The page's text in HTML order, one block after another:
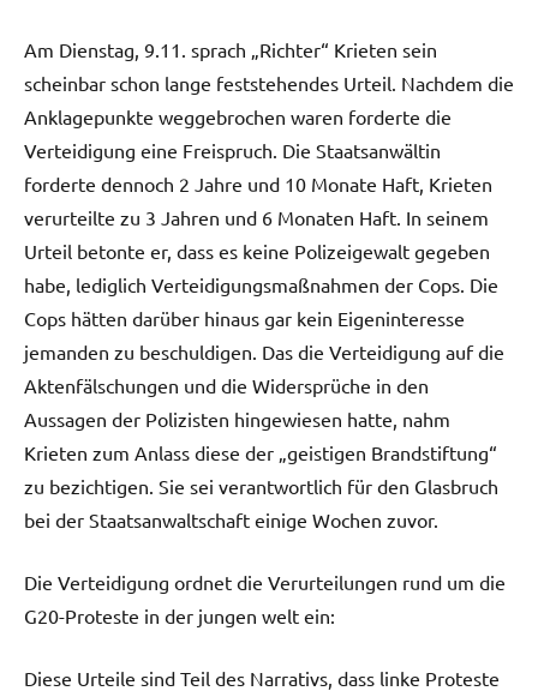
Am Dienstag, 9.11. sprach „Richter“ Krieten sein
scheinbar schon lange feststehendes Urteil. Nachdem die
Anklagepunkte weggebrochen waren forderte die
Verteidigung eine Freispruch. Die Staatsanwältin
forderte dennoch 2 Jahre und 10 Monate Haft, Krieten
verurteilte zu 3 Jahren und 6 Monaten Haft. In seinem
Urteil betonte er, dass es keine Polizeigewalt gegeben
habe, lediglich Verteidigungsmaßnahmen der Cops. Die
Cops hätten darüber hinaus gar kein Eigeninteresse
jemanden zu beschuldigen. Das die Verteidigung auf die
Aktenfälschungen und die Widersprüche in den
Aussagen der Polizisten hingewiesen hatte, nahm
Krieten zum Anlass diese der „geistigen Brandstiftung“
zu bezichtigen. Sie sei verantwortlich für den Glasbruch
bei der Staatsanwaltschaft einige Wochen zuvor.
Die Verteidigung ordnet die Verurteilungen rund um die
G20-Proteste in der jungen welt ein:
Diese Urteile sind Teil des Narrativs, dass linke Proteste